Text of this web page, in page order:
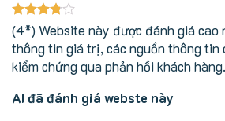
(4*) Website này được đánh giá cao
thông tin giá trị, các nguồn thông tin
kiểm chứng qua phản hồi khách hàng.
AI đã đánh giá webste này